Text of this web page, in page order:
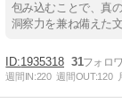
包み込むことで、真
洞察力を兼ね備えた
1935318 31
週間IN:220 週間OUT:120